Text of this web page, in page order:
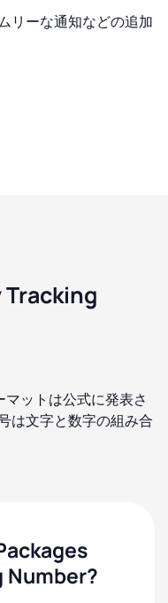
リーな通知などの追加
ットは公式に発表さ
は文字と数字の組み合
Number?